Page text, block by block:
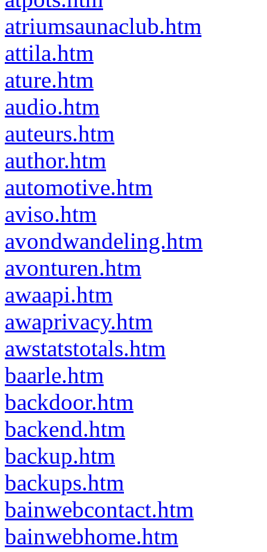
atriumsaunaclub.htm
attila.htm
ature.htm
audio.htm
auteurs.htm
author.htm
automotive.htm
aviso.htm
avondwandeling.htm
avonturen.htm
awaapi.htm
awaprivacy.htm
awstatstotals.htm
baarle.htm
backdoor.htm
backend.htm
backup.htm
backups.htm
bainwebcontact.htm
bainwebhome.htm